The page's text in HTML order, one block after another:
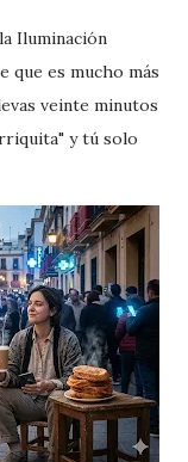
Iluminación
que es mucho más
veinte minutos
y tú solo